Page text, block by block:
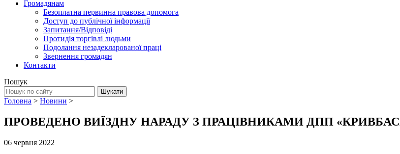
Громадянам
Безоплатна первинна правова допомога
Доступ до публічної інформації
Запитання/Відповіді
Протидія торгівлі людьми
Подолання незадекларованої праці
Звернення громадян
Контакти
Пошук
Головна > Новини >
ПРОВЕДЕНО ВИЇЗДНУ НАРАДУ З ПРАЦІВНИКАМИ ДПП
06 червня 2022